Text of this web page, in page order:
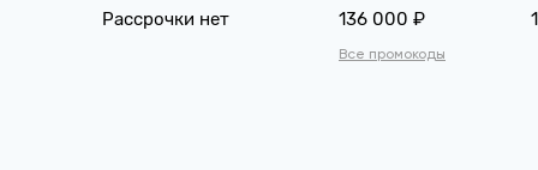
Рассрочки нет 136 000 ₽
Все промокоды